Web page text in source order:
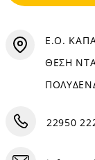
Ε.Ο.
ΘΕΣΗ
22950